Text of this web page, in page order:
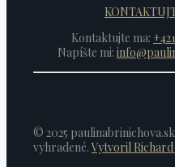
Kontaktujte ma:
Napíšte mi:
© 2025
vyhradené.Vytvoril Richard